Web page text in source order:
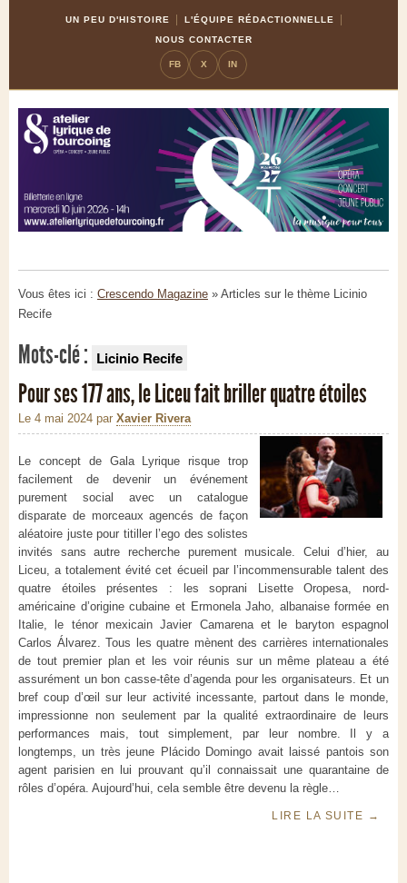
UN PEU D'HISTOIRE
L'ÉQUIPE RÉDACTIONNELLE
NOUS CONTACTER
FB X IN
Vous êtes ici : Crescendo Magazine » Articles sur le thème Licinio
Recife
Mots-clé : Licinio Recife
Pour ses 177 ans, le Liceu fait briller quatre étoiles
Le 4 mai 2024 par Xavier Rivera
Le concept de Gala Lyrique risque trop
facilement de devenir un événement
purement social avec un catalogue
disparate de morceaux agencés de façon
aléatoire juste pour titiller l’ego des solistes
invités sans autre recherche purement musicale. Celui d’hier, au
Liceu, a totalement évité cet écueil par l’incommensurable talent des
quatre étoiles présentes : les soprani Lisette Oropesa, nord-
américaine d’origine cubaine et Ermonela Jaho, albanaise formée en
Italie, le ténor mexicain Javier Camarena et le baryton espagnol
Carlos Álvarez. Tous les quatre mènent des carrières internationales
de tout premier plan et les voir réunis sur un même plateau a été
assurément un bon casse-tête d’agenda pour les organisateurs. Et un
bref coup d’œil sur leur activité incessante, partout dans le monde,
impressionne non seulement par la qualité extraordinaire de leurs
performances mais, tout simplement, par leur nombre. Il y a
longtemps, un très jeune Plácido Domingo avait laissé pantois son
agent parisien en lui prouvant qu’il connaissait une quarantaine de
rôles d’opéra. Aujourd’hui, cela semble être devenu la règle…
LIRE LA SUITE →